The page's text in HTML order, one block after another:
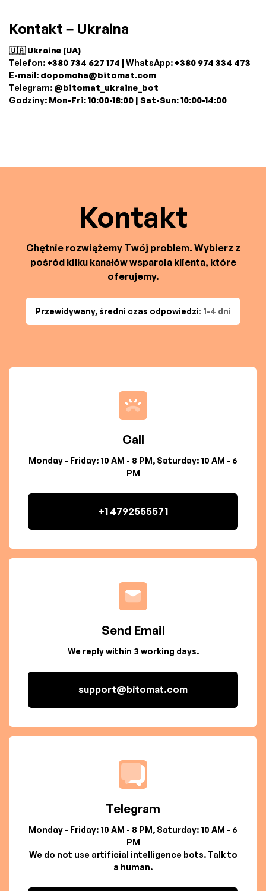
Kontakt – Ukraina
🇺🇦 Ukraine (UA)
Telefon: +380 734 627 174 | WhatsApp: +380 974 334 473
E-mail: dopomoha@bitomat.com
Telegram: @bitomat_ukraine_bot
Godziny: Mon-Fri: 10:00-18:00 | Sat-Sun: 10:00-14:00
Kontakt
Chętnie rozwiążemy Twój problem. Wybierz z
pośród kilku kanałów wsparcia klienta, które
oferujemy.
Przewidywany, średni czas odpowiedzi: 1-4 dni
Call
Monday - Friday: 10 AM - 8 PM, Saturday: 10 AM - 6
PM
+1 4792555571
Send Email
We reply within 3 working days.
support@bitomat.com
Telegram
Monday - Friday: 10 AM - 8 PM, Saturday: 10 AM - 6
PM
We do not use artificial intelligence bots. Talk to
a human.